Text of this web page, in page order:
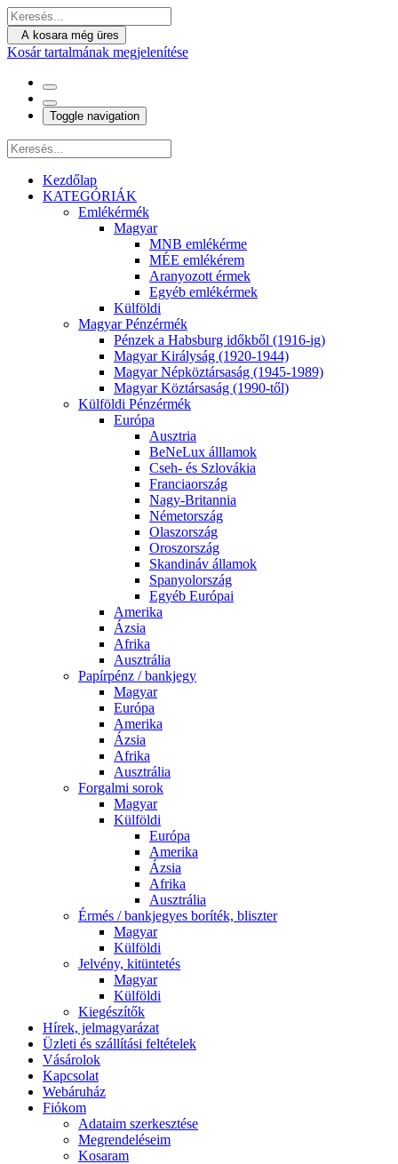
A kosara még üres
Kosár tartalmának megjelenítése
Toggle navigation
Kezdőlap
KATEGÓRIÁK
Emlékérmék
Magyar
MNB emlékérme
MÉE emlékérem
Aranyozott érmek
Egyéb emlékérmek
Külföldi
Magyar Pénzérmék
Pénzek a Habsburg időkből (1916-ig)
Magyar Királyság (1920-1944)
Magyar Népköztársaság (1945-1989)
Magyar Köztársaság (1990-től)
Külföldi Pénzérmék
Európa
Ausztria
BeNeLux álllamok
Cseh- és Szlovákia
Franciaország
Nagy-Britannia
Németország
Olaszország
Oroszország
Skandináv államok
Spanyolország
Egyéb Európai
Amerika
Ázsia
Afrika
Ausztrália
Papírpénz / bankjegy
Magyar
Európa
Amerika
Ázsia
Afrika
Ausztrália
Forgalmi sorok
Magyar
Külföldi
Európa
Amerika
Ázsia
Afrika
Ausztrália
Érmés / bankjegyes boríték, bliszter
Magyar
Külföldi
Jelvény, kitüntetés
Magyar
Külföldi
Kiegészítők
Hírek, jelmagyarázat
Üzleti és szállítási feltételek
Vásárolok
Kapcsolat
Webáruház
Fiókom
Adataim szerkesztése
Megrendeléseim
Kosaram